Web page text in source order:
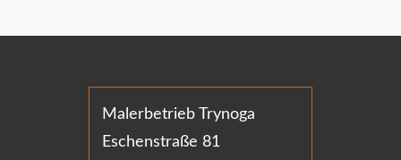
Malerbetrieb Trynoga
Eschenstraße 81